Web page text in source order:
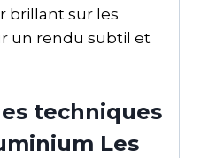
brillant sur les
un rendu subtil et
techniques
Les